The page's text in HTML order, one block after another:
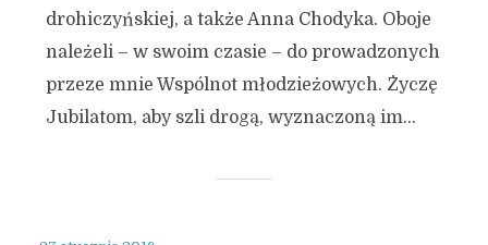
drohiczyńskiej, a także Anna Chodyka. Oboje
należeli – w swoim czasie – do prowadzonych
przeze mnie Wspólnot młodzieżowych. Życzę
Jubilatom, aby szli drogą, wyznaczoną im...